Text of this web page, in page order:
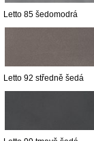
Letto 85 šedomodrá
Letto 92 středně šedá